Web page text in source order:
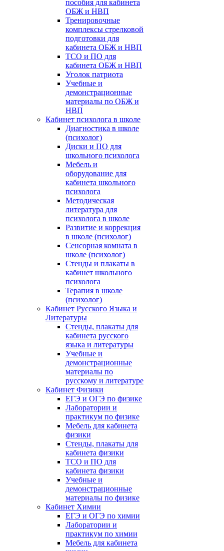
пособия для кабинета
ОБЖ и НВП
Тренировочные
комплексы стрелковой
подготовки для
кабинета ОБЖ и НВП
ТСО и ПО для
кабинета ОБЖ и НВП
Уголок патриота
Учебные и
демонстрационные
материалы по ОБЖ и
НВП
Кабинет психолога в школе
Диагностика в школе
(психолог)
Диски и ПО для
школьного психолога
Мебель и
оборудование для
кабинета школьного
психолога
Методическая
литература для
психолога в школе
Развитие и коррекция
в школе (психолог)
Сенсорная комната в
школе (психолог)
Стенды и плакаты в
кабинет школьного
психолога
Терапия в школе
(психолог)
Кабинет Русского Языка и
Литературы
Стенды, плакаты для
кабинета русского
языка и литературы
Учебные и
демонстрационные
материалы по
русскому и литературе
Кабинет Физики
ЕГЭ и ОГЭ по физике
Лаборатории и
практикум по физике
Мебель для кабинета
физики
Стенды, плакаты для
кабинета физики
ТСО и ПО для
кабинета физики
Учебные и
демонстрационные
материалы по физике
Кабинет Химии
ЕГЭ и ОГЭ по химии
Лаборатории и
практикум по химии
Мебель для кабинета